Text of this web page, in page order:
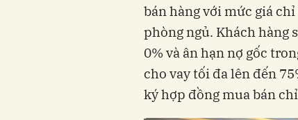
bán hàng với mức giá
phòng ngủ. Khách hàng
0% và ân hạn nợ gốc
cho vay tối đa lên đến
ký hợp đồng mua bán